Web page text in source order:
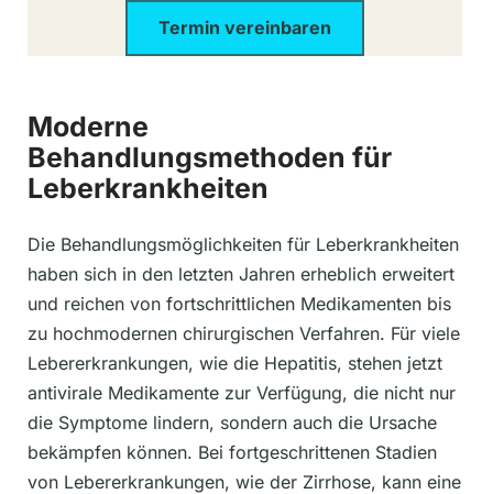
Termin vereinbaren
Moderne
Behandlungsmethoden für
Leberkrankheiten
Die Behandlungsmöglichkeiten für Leberkrankheiten
haben sich in den letzten Jahren erheblich erweitert
und reichen von fortschrittlichen Medikamenten bis
zu hochmodernen chirurgischen Verfahren. Für viele
Lebererkrankungen, wie die Hepatitis, stehen jetzt
antivirale Medikamente zur Verfügung, die nicht nur
die Symptome lindern, sondern auch die Ursache
bekämpfen können. Bei fortgeschrittenen Stadien
von Lebererkrankungen, wie der Zirrhose, kann eine